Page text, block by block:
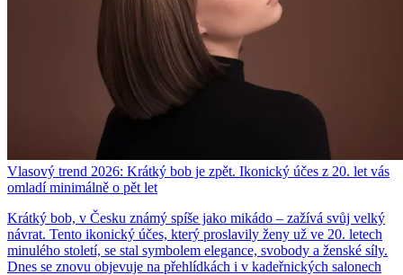
Vlasový trend 2026: Krátký bob je zpět. Ikonický účes z 20. let vás
omladí minimálně o pět let
Krátký bob, v Česku známý spíše jako mikádo – zažívá svůj velký
návrat. Tento ikonický účes, který proslavily ženy už ve 20. letech
minulého století, se stal symbolem elegance, svobody a ženské síly.
Dnes se znovu objevuje na přehlídkách i v kadeřnických salonech